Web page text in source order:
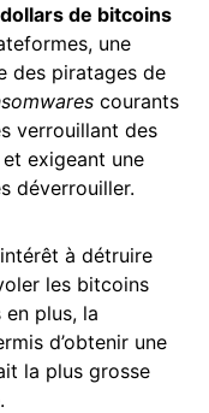
de bitcoins
une
des piratages de
courants
verrouillant des
exigeant une
déverrouiller.
à détruire
les bitcoins
plus, la
d’obtenir une
la plus grosse